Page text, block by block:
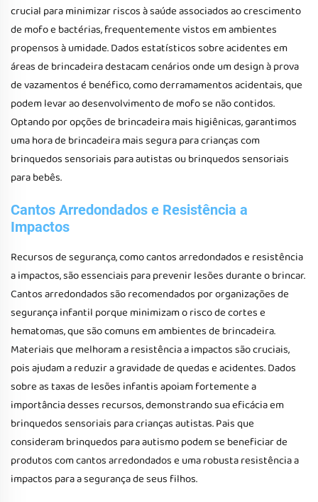
crucial para minimizar riscos à saúde associados ao crescimento
de mofo e bactérias, frequentemente vistos em ambientes
propensos à umidade. Dados estatísticos sobre acidentes em
áreas de brincadeira destacam cenários onde um design à prova
de vazamentos é benéfico, como derramamentos acidentais, que
podem levar ao desenvolvimento de mofo se não contidos.
Optando por opções de brincadeira mais higiênicas, garantimos
uma hora de brincadeira mais segura para crianças com
brinquedos sensoriais para autistas ou brinquedos sensoriais
para bebês.
Cantos Arredondados e Resistência a
Impactos
Recursos de segurança, como cantos arredondados e resistência
a impactos, são essenciais para prevenir lesões durante o brincar.
Cantos arredondados são recomendados por organizações de
segurança infantil porque minimizam o risco de cortes e
hematomas, que são comuns em ambientes de brincadeira.
Materiais que melhoram a resistência a impactos são cruciais,
pois ajudam a reduzir a gravidade de quedas e acidentes. Dados
sobre as taxas de lesões infantis apoiam fortemente a
importância desses recursos, demonstrando sua eficácia em
brinquedos sensoriais para crianças autistas. Pais que
consideram brinquedos para autismo podem se beneficiar de
produtos com cantos arredondados e uma robusta resistência a
impactos para a segurança de seus filhos.